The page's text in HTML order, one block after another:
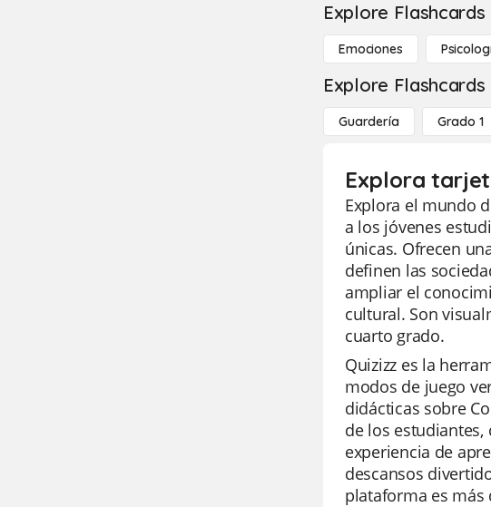
Explore
Emociones
Explore Flashcards
Guardería Grado 1
Explora
Explora el mundo
a los jóvenes
únicas. Ofrecen
definen las
ampliar el
cultural. Son
cuarto grado.
Quizizz es la
modos de juego
didácticas sobre
de los
experiencia de
descansos
plataforma es más